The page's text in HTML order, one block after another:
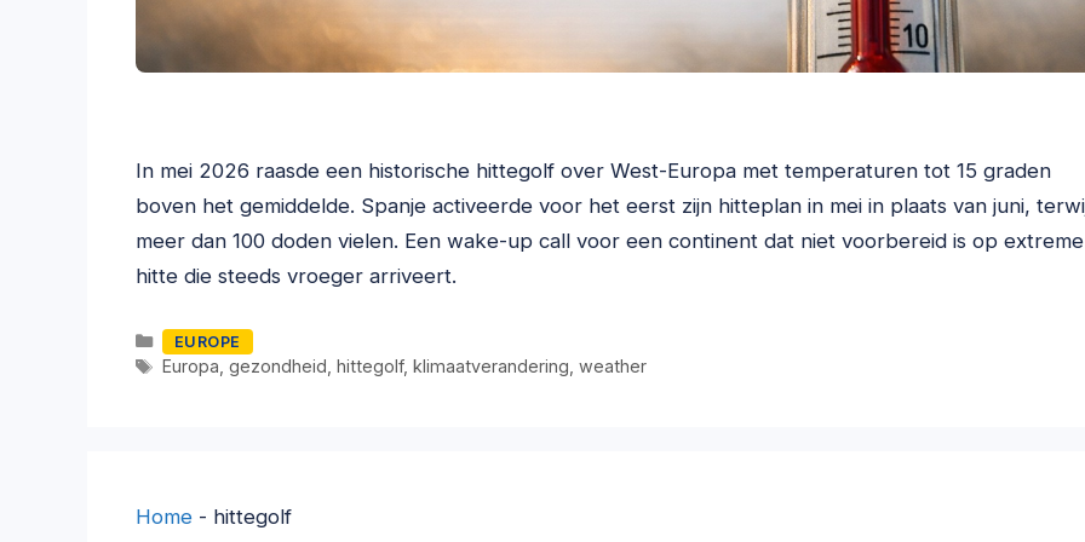
In mei 2026 raasde een historische hittegolf over West-Europa met temperaturen tot 15 graden
boven het gemiddelde. Spanje activeerde voor het eerst zijn hitteplan in mei in plaats van juni,
meer dan 100 doden vielen. Een wake-up call voor een continent dat niet voorbereid is op extreme
hitte die steeds vroeger arriveert.
Categorieën
EUROPE
Tags
Europa, gezondheid, hittegolf, klimaatverandering, weather
Home - hittegolf